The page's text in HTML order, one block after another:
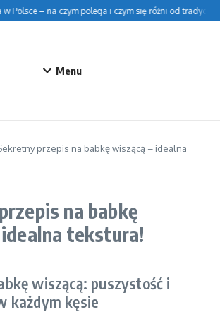
Polsce – na czym polega i czym się różni od tradycyjnej
Menu
przepis na babkę wiszącą – idealna
na babkę
tekstura!
wiszącą: puszystość i
każdym kęsie